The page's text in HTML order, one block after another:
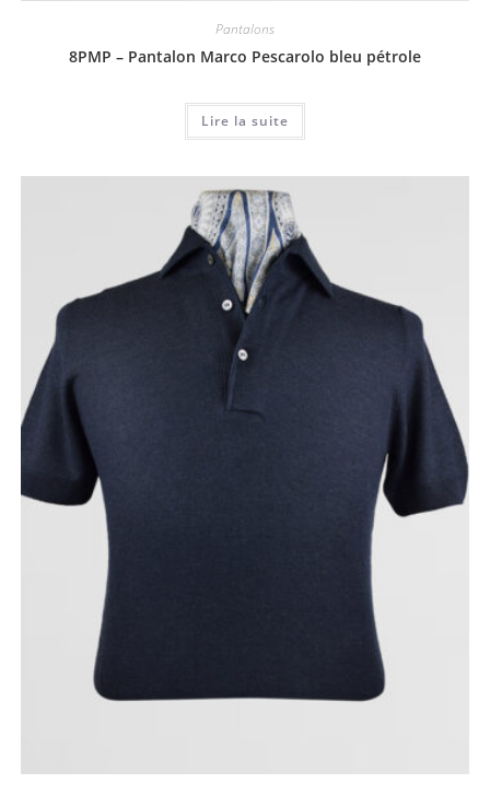
Pantalons
8PMP – Pantalon Marco Pescarolo bleu pétrole
Lire la suite